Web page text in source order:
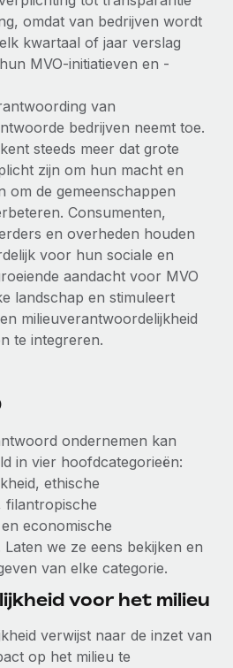
omdat van bedrijven wordt
kwartaal of jaar verslag
MVO-initiatieven en -
van
bedrijven neemt toe.
steeds meer dat grote
zijn om hun macht en
om de gemeenschappen
Consumenten,
en overheden houden
voor hun sociale en
aandacht voor MVO
landschap en stimuleert
milieuverantwoordelijkheid
te integreren.
ondernemen kan
in vier hoofdcategorieën:
ethische
filantropische
economische
we ze eens bekijken en
van elke categorie.
voor het milieu
verwijst naar de inzet van
op het milieu te